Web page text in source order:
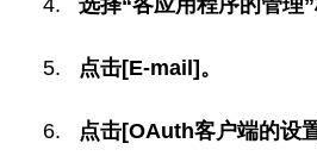
选择“各应用程序的管理”
点击[E-mail]。
点击[OAuth客户端的设